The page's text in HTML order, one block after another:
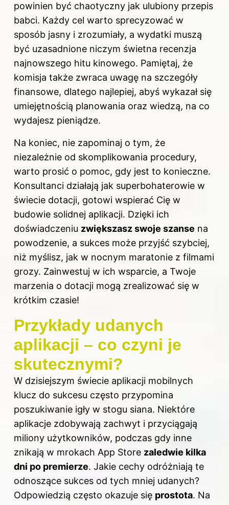
powinien być chaotyczny jak ulubiony przepis
babci. Każdy cel warto sprecyzować w
sposób jasny i zrozumiały, a wydatki muszą
być uzasadnione niczym świetna recenzja
najnowszego hitu kinowego. Pamiętaj, że
komisja także zwraca uwagę na szczegóły
finansowe, dlatego najlepiej, abyś wykazał się
umiejętnością planowania oraz wiedzą, na co
wydajesz pieniądze.
Na koniec, nie zapominaj o tym, że
niezależnie od skomplikowania procedury,
warto prosić o pomoc, gdy jest to konieczne.
Konsultanci działają jak superbohaterowie w
świecie dotacji, gotowi wspierać Cię w
budowie solidnej aplikacji. Dzięki ich
doświadczeniu zwiększasz swoje szanse na
powodzenie, a sukces może przyjść szybciej,
niż myślisz, jak w nocnym maratonie z filmami
grozy. Zainwestuj w ich wsparcie, a Twoje
marzenia o dotacji mogą zrealizować się w
krótkim czasie!
Przykłady udanych
aplikacji – co czyni je
skutecznymi?
W dzisiejszym świecie aplikacji mobilnych
klucz do sukcesu często przypomina
poszukiwanie igły w stogu siana. Niektóre
aplikacje zdobywają zachwyt i przyciągają
miliony użytkowników, podczas gdy inne
znikają w mrokach App Store zaledwie kilka
dni po premierze. Jakie cechy odróżniają te
odnoszące sukces od tych mniej udanych?
Odpowiedzią często okazuje się prostota. Na